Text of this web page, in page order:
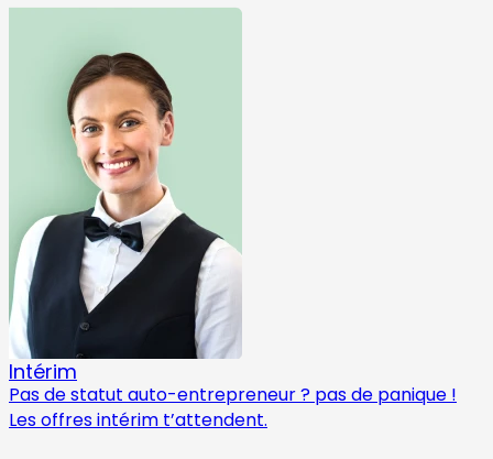
Intérim
Pas de statut auto-entrepreneur ? pas de panique !
Les offres intérim t’attendent.